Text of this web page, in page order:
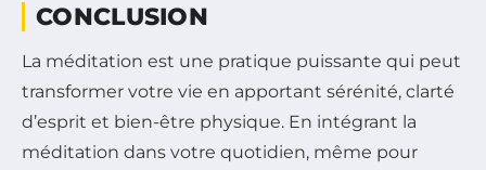
CONCLUSION
La méditation est une pratique puissante qui peut
transformer votre vie en apportant sérénité, clarté
d’esprit et bien-être physique. En intégrant la
méditation dans votre quotidien, même pour